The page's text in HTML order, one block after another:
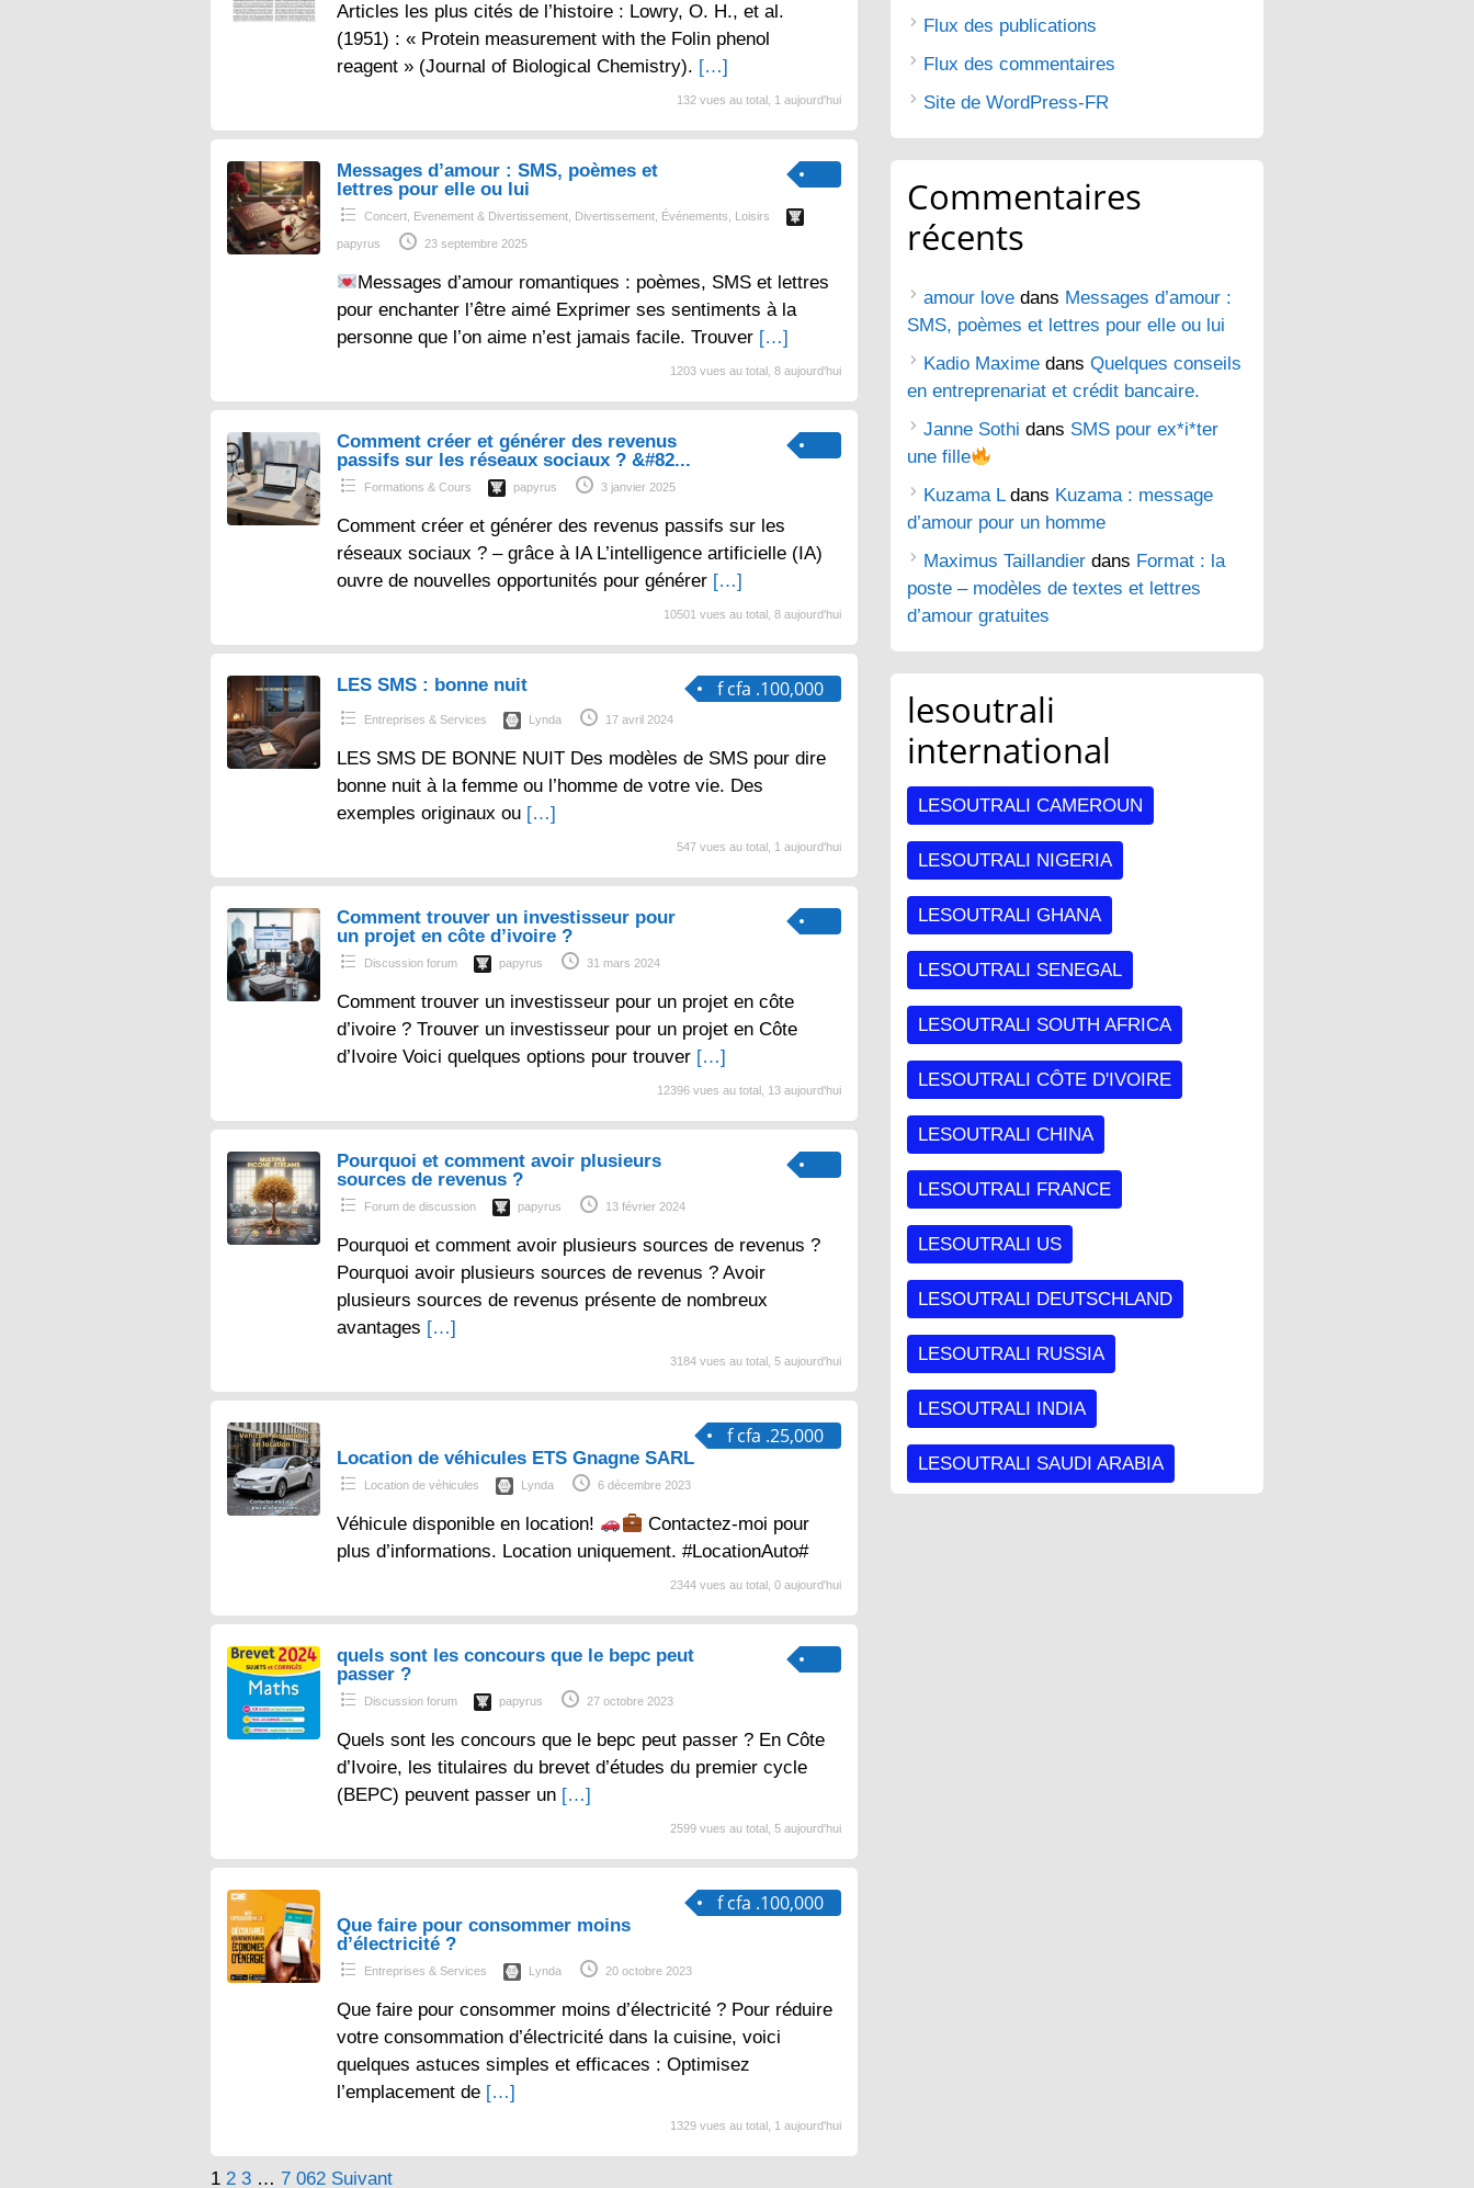
Articles les plus cités de l’histoire : Lowry, O. H., et al.
(1951) : « Protein measurement with the Folin phenol
reagent » (Journal of Biological Chemistry). […]
132 vues au total, 1 aujourd'hui
Messages d’amour : SMS, poèmes et
lettres pour elle ou lui
Concert, Evenement & Divertissement Divertissement Événements Loisirs
papyrus 23 septembre 2025
Messages d’amour romantiques : poèmes, SMS et lettres
pour enchanter l’être aimé Exprimer ses sentiments à la
personne que l’on aime n’est jamais facile. Trouver […]
1203 vues au total, 8 aujourd'hui
Comment créer et générer des revenus
passifs sur les réseaux sociaux ? &#82...
Formations & Cours papyrus 3 janvier 2025
Comment créer et générer des revenus passifs sur les
réseaux sociaux ? – grâce à IA L’intelligence artificielle (IA)
ouvre de nouvelles opportunités pour générer […]
10501 vues au total, 8 aujourd'hui
f cfa .100,000
LES SMS : bonne nuit
Entreprises & Services Lynda 17 avril 2024
LES SMS DE BONNE NUIT Des modèles de SMS pour dire
bonne nuit à la femme ou l’homme de votre vie. Des
exemples originaux ou […]
547 vues au total, 1 aujourd'hui
Comment trouver un investisseur pour
un projet en côte d’ivoire ?
Discussion forum papyrus 31 mars 2024
Comment trouver un investisseur pour un projet en côte
d’ivoire ? Trouver un investisseur pour un projet en Côte
d’Ivoire Voici quelques options pour trouver […]
12396 vues au total, 13 aujourd'hui
Pourquoi et comment avoir plusieurs
sources de revenus ?
Forum de discussion papyrus 13 février 2024
Pourquoi et comment avoir plusieurs sources de revenus ?
Pourquoi avoir plusieurs sources de revenus ? Avoir
plusieurs sources de revenus présente de nombreux
avantages […]
3184 vues au total, 5 aujourd'hui
f cfa .25,000
Location de véhicules ETS Gnagne SARL
Location de véhicules Lynda 6 décembre 2023
Véhicule disponible en location!
Contactez-moi pour
plus d’informations. Location uniquement. #LocationAuto#
2344 vues au total, 0 aujourd'hui
quels sont les concours que le bepc peut
passer ?
Discussion forum papyrus 27 octobre 2023
Quels sont les concours que le bepc peut passer ? En Côte
d’Ivoire, les titulaires du brevet d’études du premier cycle
(BEPC) peuvent passer un […]
2599 vues au total, 5 aujourd'hui
f cfa .100,000
Que faire pour consommer moins
d’électricité ?
Entreprises & Services Lynda 20 octobre 2023
Que faire pour consommer moins d’électricité ? Pour réduire
votre consommation d’électricité dans la cuisine, voici
quelques astuces simples et efficaces : Optimisez
l’emplacement de […]
1329 vues au total, 1 aujourd'hui
1 2 3 … 7 062 Suivant
Flux des publications
Flux des commentaires
Site de WordPress-FR
Commentaires
récents
amour love dans Messages d’amour :
SMS, poèmes et lettres pour elle ou lui
Kadio Maxime dans Quelques conseils
en entreprenariat et crédit bancaire.
Janne Sothi dans SMS pour ex*i*ter
une fille
Kuzama Ldans Kuzama : message
d’amour pour un homme
Maximus Taillandier dans Format : la
poste – modèles de textes et lettres
d’amour gratuites
lesoutrali
international
LESOUTRALI CAMEROUN
LESOUTRALI NIGERIA
LESOUTRALI GHANA
LESOUTRALI SENEGAL
LESOUTRALI SOUTH AFRICA
LESOUTRALI CÔTE D'IVOIRE
LESOUTRALI CHINA
LESOUTRALI FRANCE
LESOUTRALI US
LESOUTRALI DEUTSCHLAND
LESOUTRALI RUSSIA
LESOUTRALI INDIA
LESOUTRALI SAUDI ARABIA